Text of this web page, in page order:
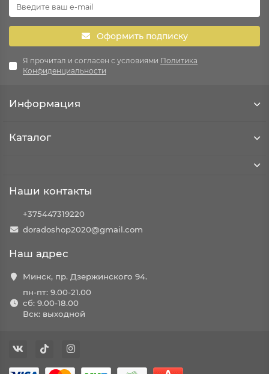
Оформить подписку
Я прочитал и согласен с условиями Политика
Конфиденциальности
Информация
Каталог
Наши контакты
+375447319220
doradoshop2020@gmail.com
Наш адрес
Минск, пр. Дзержинского 94.
пн-пт: 9.00-21.00
сб: 9.00-18.00
Вск: выходной